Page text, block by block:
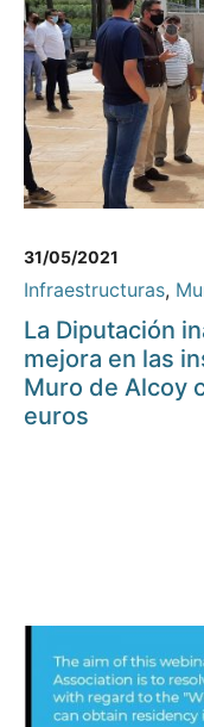
31/05/2021
Infraestructuras,
La Diputación
mejora en las
Muro de Alcoy
euros